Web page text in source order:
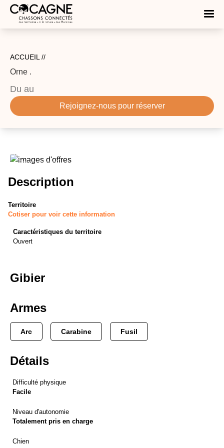
ACCUEIL //
Orne .
Du au
Rejoignez-nous pour réserver
Description
Territoire
Cotiser pour voir cette information
Caractéristiques du territoire
Ouvert
Gibier
Armes
Arc Carabine Fusil
Détails
Difficulté physique
Facile
Niveau d'autonomie
Totalement pris en charge
Chien